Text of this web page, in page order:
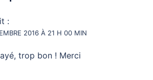
:
2016 À 21 H 00 MIN
trop bon ! Merci